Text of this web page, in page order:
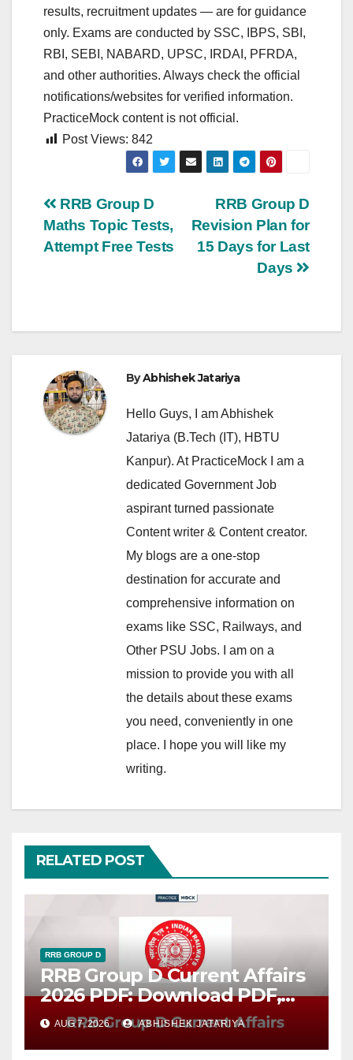
results, recruitment updates — are for guidance
only. Exams are conducted by SSC, IBPS, SBI,
RBI, SEBI, NABARD, UPSC, IRDAI, PFRDA,
and other authorities. Always check the official
notifications/websites for verified information.
PracticeMock content is not official.
Post Views: 842
Post
navigation
RRB Group D
Revision Plan for
15 Days for Last
Days
RRB Group D
Maths Topic Tests,
Attempt Free Tests
ByAbhishek Jatariya
Hello Guys, I am Abhishek
Jatariya (B.Tech (IT), HBTU
Kanpur). At PracticeMock I am a
dedicated Government Job
aspirant turned passionate
Content writer & Content creator.
My blogs are a one-stop
destination for accurate and
comprehensive information on
exams like SSC, Railways, and
Other PSU Jobs. I am on a
mission to provide you with all
the details about these exams
you need, conveniently in one
place. I hope you will like my
writing.
RELATED POST
RRB GROUP D
RRB Group D Current Affairs
2026 PDF: Download PDF,
Important Topics & Quiz
AUG 7, 2026 ABHISHEK JATARIYA